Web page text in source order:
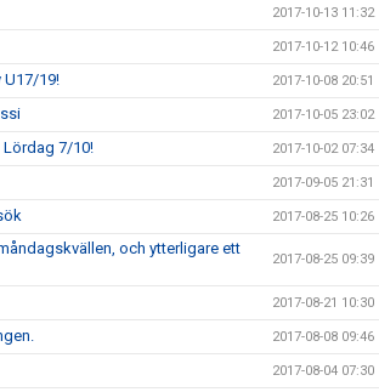
2017-10-13 11:32
2017-10-12 10:46
U17/19! 2017-10-08 20:51
2017-10-05 23:02
7/10! 2017-10-02 07:34
2017-09-05 21:31
2017-08-25 10:26
och ytterligare ett
2017-08-25 09:39
2017-08-21 10:30
2017-08-08 09:46
2017-08-04 07:30